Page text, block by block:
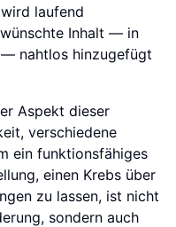
laufend
Inhalt — in
nahtlos hinzugefügt
Aspekt dieser
verschiedene
ein funktionsfähiges
einen Krebs über
zu lassen, ist nicht
sondern auch